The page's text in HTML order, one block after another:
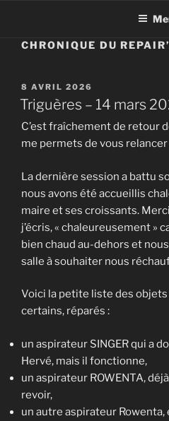
CHRONIQUE DU
PUBLIÉ
LE
8 AVRIL 2026
Triguères – 14 mars
C’est fraîchement de retour
me permets de vous
La dernière session a battu
nous avons été accueillis
maire et ses croissants.
j’écris, « chaleureusement »
bien chaud au-dehors et
salle à souhaiter nous
Voici la petite liste des
certains, réparés :
un aspirateur SINGER qui a
Hervé, mais il fonctionne,
un aspirateur ROWENTA,
revoir,
un autre aspirateur